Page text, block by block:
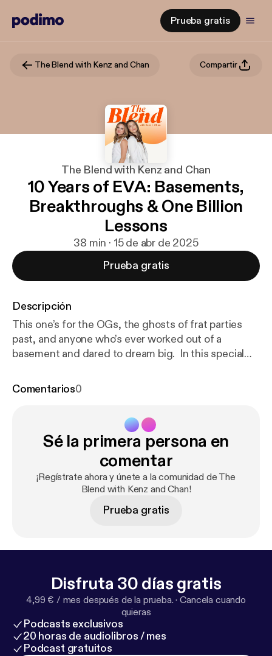
Prueba gratis
The Blend with Kenz and Chan Compartir
The Blend with Kenz and Chan
10 Years of EVA: Basements,
Breakthroughs & One Billion
Lessons
38 min · 15 de abr de 2025
Prueba gratis
Descripción
This one’s for the OGs, the ghosts of frat parties
past, and anyone who’s ever worked out of a
basement and dared to dream big. In this special
celebrating 10 years of EVA—reminiscing on our
survived towed cars, questionable “offices,” laundry
room build sessions, and everything in between.
From losing money on early event bookings to finally
hitting $1M in revenue back in the day, we reflect on
how far we’ve come—and all the chaotic, hilarious,
toast to the decade that shaped us… and to the
Comentarios0
Sé la primera persona en
comentar
¡Regístrate ahora y únete a la comunidad de The
Blend with Kenz and Chan!
Prueba gratis
Disfruta 30 días gratis
4,99 € / mes después de la prueba. ·Cancela cuando
quieras
Podcasts exclusivos
20 horas de audiolibros / mes
Podcast gratuitos